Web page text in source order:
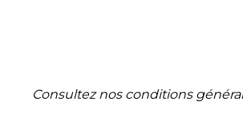
Consultez nos conditions